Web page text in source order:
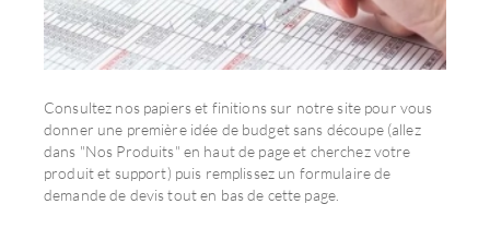
Consultez nos papiers et finitions sur notre site pour vous
donner une première idée de budget sans découpe (allez
dans "Nos Produits" en haut de page et cherchez votre
produit et support) puis remplissez un formulaire de
demande de devis tout en bas de cette page.